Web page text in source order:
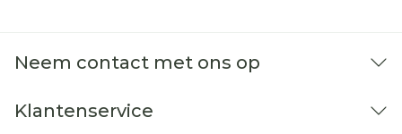
Neem contact met ons op
Klantenservice